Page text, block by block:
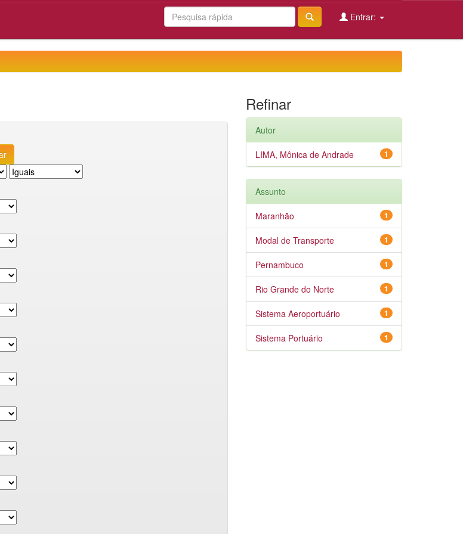
Entrar:
Refinar
Autor
1
LIMA, Mônica de Andrade
Assunto
1
Maranhão
1
Modal de Transporte
1
Pernambuco
1
Rio Grande do Norte
1
Sistema Aeroportuário
1
Sistema Portuário